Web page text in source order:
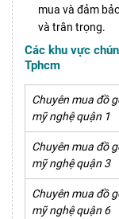
mua và đảm
và trân trọng.
Các khu vực
Tphcm
Chuyên mua đồ
mỹ nghệ quận 1
Chuyên mua đồ
mỹ nghệ quận 3
Chuyên mua đồ
mỹ nghệ quận 6